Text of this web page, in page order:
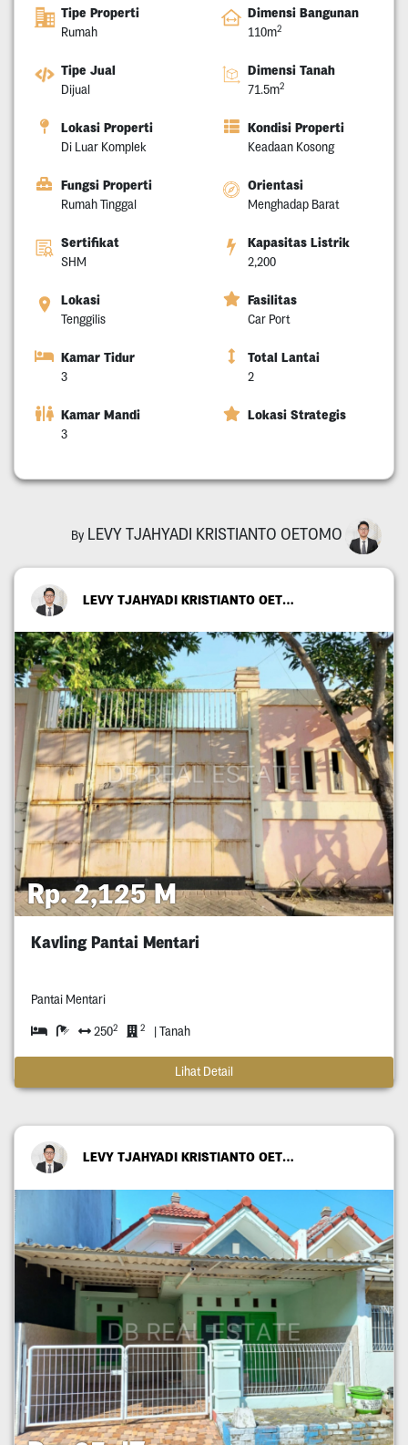
Tipe Properti
Rumah
Dimensi Bangunan
110m2
Tipe Jual
Dijual
Dimensi Tanah
71.5m2
Lokasi Properti
Di Luar Komplek
Kondisi Properti
Keadaan Kosong
Fungsi Properti
Rumah Tinggal
Orientasi
Menghadap Barat
Sertifikat
SHM
Kapasitas Listrik
2,200
Lokasi
Tenggilis
Fasilitas
Car Port
Kamar Tidur
3
Total Lantai
2
Kamar Mandi
3
Lokasi Strategis
By LEVY TJAHYADI KRISTIANTO OETOMO
LEVY TJAHYADI KRISTIANTO OETOMO
Rp. 2,125 M
Kavling Pantai Mentari
Pantai Mentari
2502 2 | Tanah
Lihat Detail
LEVY TJAHYADI KRISTIANTO OETOMO